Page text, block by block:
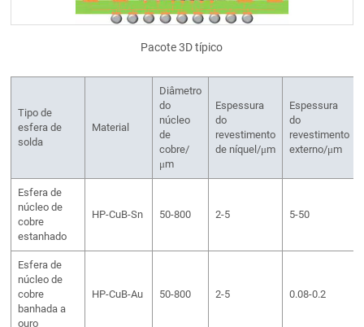
Pacote 3D típico
Tipo de
esfera de
solda
Material
Diâmetro
do
núcleo
de
cobre/
μm
Espessura
do
revestimento
de níquel/μm
Espessura
do
revestimento
externo/μm
Esfera de
núcleo de
cobre
estanhado
HP-CuB-Sn 50-800 2-5 5-50
Esfera de
núcleo de
cobre
banhada a
ouro
HP-CuB-Au 50-800 2-5 0.08-0.2